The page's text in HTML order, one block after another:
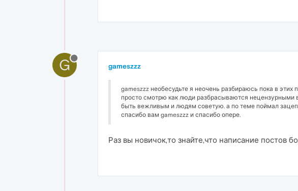
G gameszzz
gameszzz необесудьте я неочень разбираюсь пока в этих
просто смотрю как люди разбрасываются нецензурными
быть вежливым и людям советую. а по теме поймал
спасибо вам gameszzz и спасибо опере.
Раз вы новичок,то знайте,что написание постов